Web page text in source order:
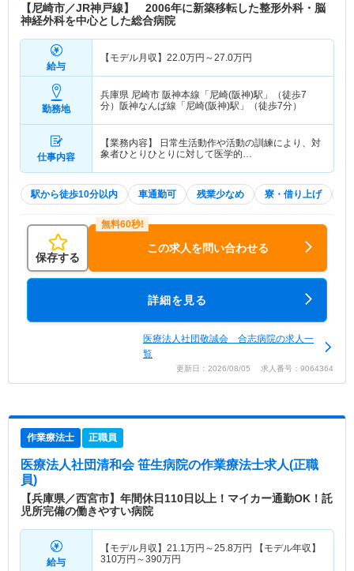
【尼崎市／JR神戸線】 2006年に新築移転した整形外科・脳
神経外科を中心とした総合病院
給与
【モデル月収】 22.0万円～27.0万円
勤務地
兵庫県 尼崎市 阪神本線「尼崎(阪神)駅」（徒歩7
分）阪神なんば線「尼崎(阪神)駅」（徒歩7分）
仕事内容
【業務内容】 日常生活動作や活動の訓練により、対
象者ひとりひとりに対して医学的…
駅から徒歩10分以内 車通勤可 残業少なめ 寮・借り上げ
保存する
この求人を問い合わせる
詳細を見る
医療法人社団敬誠会 合志病院の求人一
覧
更新日：2026/08/05 求人番号：9064364
作業療法士 正職員
医療法人社団清和会 笹生病院の作業療法士求人(正職
員)
【兵庫県／西宮市】年間休日110日以上！マイカー通勤OK！託
児所完備の働きやすい病院
給与
【モデル月収】 21.1 万円～25.8万円 【モデル年収】
310万円～390万円